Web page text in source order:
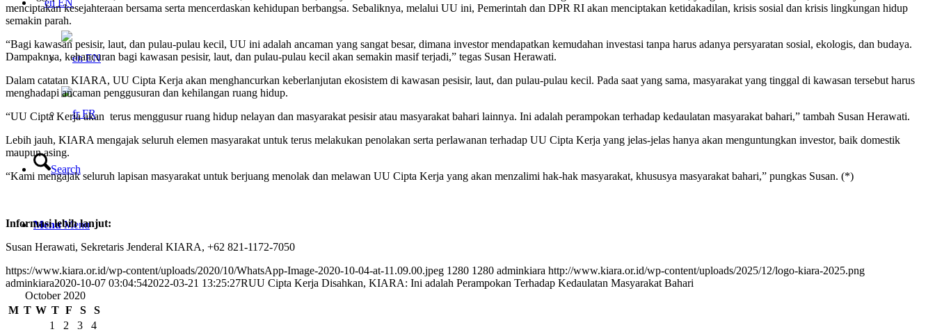
EN
EN
FR
Search
Menu Menu
menciptakan kesejahteraan bersama serta mencerdaskan kehidupan berbangsa. Sebaliknya, melalui UU ini, Pemerintah dan DPR RI akan menciptakan ketidakadilan, krisis sosial dan krisis lingkungan hidup
semakin parah.
“Bagi kawasan pesisir, laut, dan pulau-pulau kecil, UU ini adalah ancaman yang sangat besar, dimana investor mendapatkan kemudahan investasi tanpa harus adanya persyaratan sosial, ekologis, dan budaya.
Dampaknya, kehancuran bagi kawasan pesisir, laut, dan pulau-pulau kecil akan semakin masif terjadi,” tegas Susan Herawati.
Dalam catatan KIARA, UU Cipta Kerja akan menghancurkan keberlanjutan ekosistem di kawasan pesisir, laut, dan pulau-pulau kecil. Pada saat yang sama, masyarakat yang tinggal di kawasan tersebut harus
menghadapi ancaman penggusuran dan kehilangan ruang hidup.
“UU Cipta Kerja akan terus menggusur ruang hidup nelayan dan masyarakat pesisir atau masyarakat bahari lainnya. Ini adalah perampokan terhadap kedaulatan masyarakat bahari,” tambah Susan Herawati.
Lebih jauh, KIARA mengajak seluruh elemen masyarakat untuk terus melakukan penolakan serta perlawanan terhadap UU Cipta Kerja yang jelas-jelas hanya akan menguntungkan investor, baik domestik
maupun asing.
“Kami mengajak seluruh lapisan masyarakat untuk berjuang menolak dan melawan UU Cipta Kerja yang akan menzalimi hak-hak masyarakat, khususya masyarakat bahari,” pungkas Susan. (*)
Informasi lebih lanjut:
Susan Herawati, Sekretaris Jenderal KIARA, +62 821-1172-7050
https://www.kiara.or.id/wp-content/uploads/2020/10/WhatsApp-Image-2020-10-04-at-11.09.00.jpeg 1280 1280 adminkiara http://www.kiara.or.id/wp-content/uploads/2025/12/logo-kiara-2025.png
adminkiara2020-10-07 03:04:542022-03-21 13:25:27RUU Cipta Kerja Disahkan, KIARA: Ini adalah Perampokan Terhadap Kedaulatan Masyarakat Bahari
October 2020
M T W T F S
S
1
2 3
4